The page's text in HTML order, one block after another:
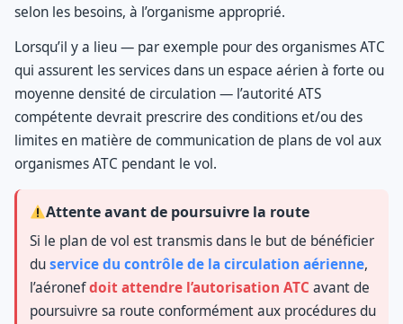
selon les besoins, à l’organisme approprié.
Lorsqu’il y a lieu — par exemple pour des organismes ATC
qui assurent les services dans un espace aérien à forte ou
moyenne densité de circulation — l’autorité ATS
compétente devrait prescrire des conditions et/ou des
limites en matière de communication de plans de vol aux
organismes ATC pendant le vol.
Attente avant de poursuivre la route
Si le plan de vol est transmis dans le but de bénéficier
duservice du contrôle de la circulation aérienne,
l’aéronefdoit attendre l’autorisation ATC avant de
poursuivre sa route conformément aux procédures du